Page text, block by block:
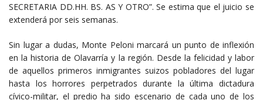
SECRETARIA DD.HH. BS. AS Y OTRO”. Se estima que el juicio se
extenderá por seis semanas.
Sin lugar a dudas, Monte Peloni marcará un punto de inflexión
en la historia de Olavarría y la región. Desde la felicidad y labor
de aquellos primeros inmigrantes suizos pobladores del lugar
hasta los horrores perpetrados durante la última dictadura
cívico-militar, el predio ha sido escenario de cada uno de los